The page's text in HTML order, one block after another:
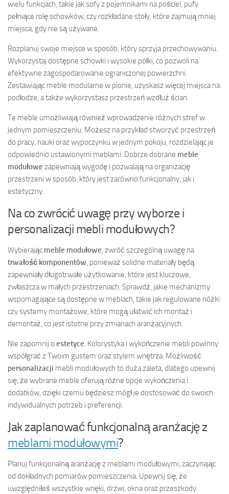
wielu funkcjach, takie jak sofy z pojemnikami na pościel, pufy
pełniące rolę schowków, czy rozkładane stoły, które zajmują mniej
miejsca, gdy nie są używane.
Rozplanuj swoje miejsce w sposób, który sprzyja przechowywaniu.
Wykorzystaj dostępne schowki i wysokie półki, co pozwoli na
efektywne zagospodarowanie ograniczonej powierzchni.
Zestawiając meble modularne w pionie, uzyskasz więcej miejsca na
podłodze, a także wykorzystasz przestrzeń wzdłuż ścian.
Te meble umożliwiają również wprowadzenie różnych stref w
jednym pomieszczeniu. Możesz na przykład stworzyć przestrzeń
do pracy, nauki oraz wypoczynku w jednym pokoju, rozdzielając je
odpowiednio ustawionymi meblami. Dobrze dobrane meble
modułowe zapewniają wygodę i pozwalają na organizację
przestrzeni w sposób, który jest zarówno funkcjonalny, jak i
estetyczny.
Na co zwrócić uwagę przy wyborze i
personalizacji mebli modułowych?
Wybierając meble modułowe, zwróć szczególną uwagę na
trwałość komponentów, ponieważ solidne materiały będą
zapewniały długotrwałe użytkowanie, które jest kluczowe,
zwłaszcza w małych przestrzeniach. Sprawdź, jakie mechanizmy
wspomagające są dostępne w meblach, takie jak regulowane nóżki
czy systemy montażowe, które mogą ułatwić ich montaż i
demontaż, co jest istotne przy zmianach aranżacyjnych.
Nie zapomnij o estetyce. Kolorystyka i wykończenie mebli powinny
współgrać z Twoim gustem oraz stylem wnętrza. Możliwość
personalizacji mebli modułowych to duża zaleta, dlatego upewnij
się, że wybrane meble oferują różne opcje wykończenia i
dodatków, dzięki czemu będziesz mógł je dostosować do swoich
indywidualnych potrzeb i preferencji.
Jak zaplanować funkcjonalną aranżację z
meblami modułowymi?
Planuj funkcjonalną aranżację z meblami modułowymi, zaczynając
od dokładnych pomiarów pomieszczenia. Upewnij się, że
uwzględniłeś wszystkie wnęki, drzwi, okna oraz przeszkody